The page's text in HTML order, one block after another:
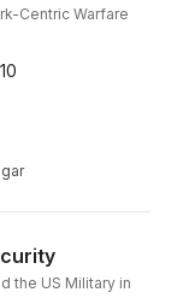
Centric Warfare
the US Military in